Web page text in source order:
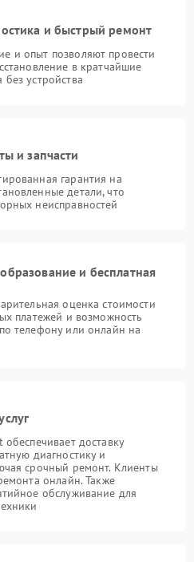
и быстрый ремонт
и опыт позволяют провести
в кратчайшие
устройства
и запчасти
гарантия на
детали, что
неисправностей
и бесплатная
оценка стоимости
платежей и возможность
телефону или онлайн на
доставку
диагностику и
срочный ремонт. Клиенты
онлайн. Также
обслуживание для